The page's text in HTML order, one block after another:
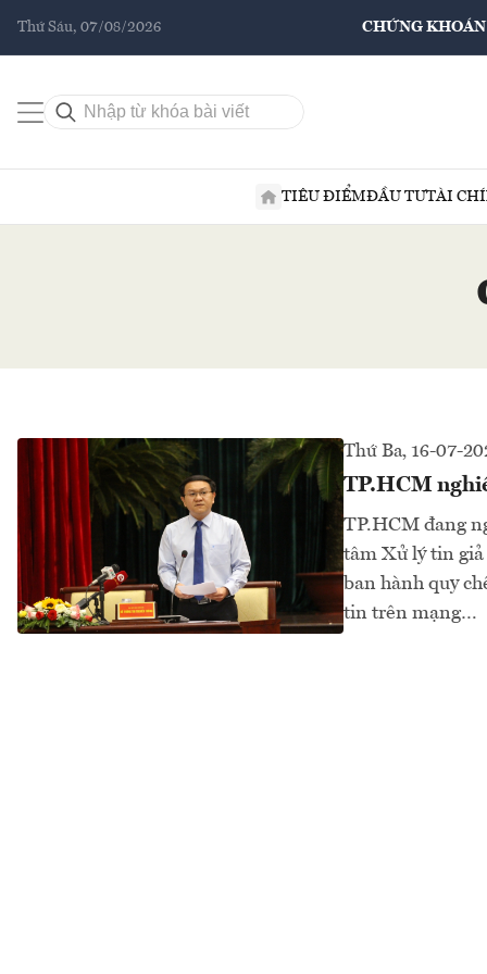
Thứ Sáu, 07/08/2026 CHỨNG KHOÁN
TIÊU ĐIỂMĐẦU TƯTÀI
Thứ Ba, 16-07-
TP.HCM
TP.HCM đang
tâm Xử lý tin
ban hành quy
tin trên mạng…